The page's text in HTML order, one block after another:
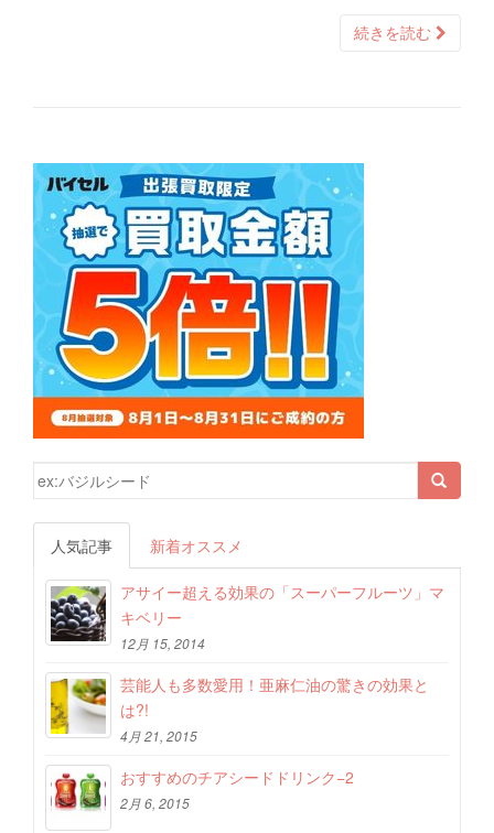
続きを読む
検索結果:
人気記事 新着オススメ
アサイー超える効果の「スーパーフルーツ」マ
キベリー
12月 15, 2014
芸能人も多数愛用！亜麻仁油の驚きの効果と
は?!
4月 21, 2015
おすすめのチアシードドリンク−2
2月 6, 2015